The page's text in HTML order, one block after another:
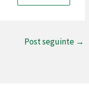
Post seguinte →